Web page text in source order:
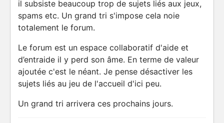
il subsiste beaucoup trop de sujets liés aux jeux,
spams etc. Un grand tri s'impose cela noie
totalement le forum.
Le forum est un espace collaboratif d'aide et
d’entraide il y perd son âme. En terme de valeur
ajoutée c'est le néant. Je pense désactiver les
sujets liés au jeu de l'accueil d'ici peu.
Un grand tri arrivera ces prochains jours.